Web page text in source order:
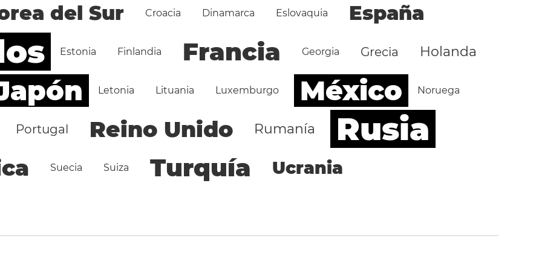
del Sur Croacia Dinamarca Eslovaquia España
Estonia Finlandia Francia Georgia Grecia Holanda
Letonia Lituania Luxemburgo México Noruega
Portugal Reino Unido Rumanía Rusia
Suecia Suiza Turquía Ucrania